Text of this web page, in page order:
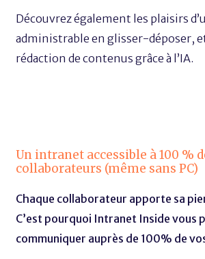
Découvrez également les plaisirs
administrable en glisser-déposer, et
rédaction de contenus grâce à l’IA.
Un intranet accessible à 100 %
collaborateurs (même sans PC)
Chaque collaborateur apporte sa
C’est pourquoi Intranet Inside vous
communiquer auprès de 100% de